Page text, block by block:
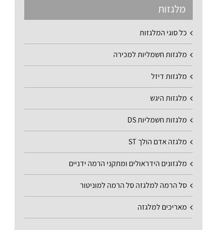
מלגזות
כל סוגי המלגזות
מלגזות חשמליות למכירה
מלגזות דיזל
מלגזות היגש
מלגזות חשמליות DS
מלגזה אדם הולך ST
מלגזונים הידראולים ומתקני הרמה ידניים
סל הרמה למלגזה סל הרמה למוניטור
מאריכים למלגזה